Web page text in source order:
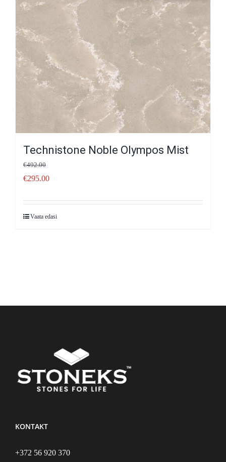
Technistone Noble Olympos Mist
€492.00
€295.00
Vaata edasi
KONTAKT
+372 56 920 370